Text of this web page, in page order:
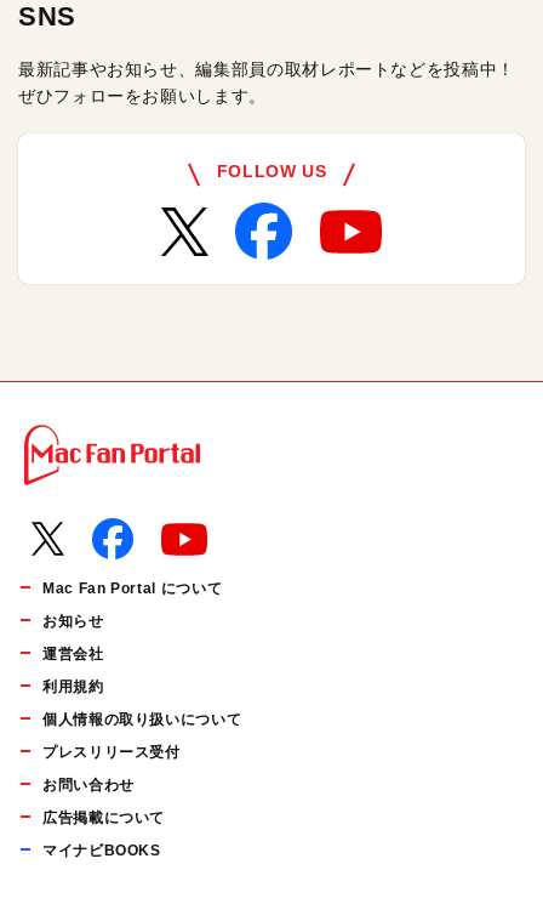
SNS
最新記事やお知らせ、編集部員の取材レポートなどを投稿中！
ぜひフォローをお願いします。
FOLLOW US
Mac Fan Portal について
お知らせ
運営会社
利用規約
個人情報の取り扱いについて
プレスリリース受付
お問い合わせ
広告掲載について
マイナビBOOKS